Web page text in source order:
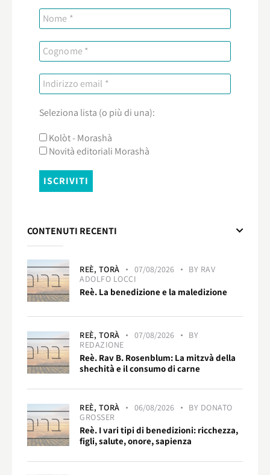
Seleziona lista (o più di una):
Kolòt - Morashà
Novità editoriali Morashà
CONTENUTI RECENTI
REÈ, TORÀ 07/08/2026 BY RAV
ADOLFO LOCCI
Reè. La benedizione e la maledizione
REÈ, TORÀ 07/08/2026
BY
REDAZIONE
Reè. Rav B. Rosenblum: La mitzvà della
shechità e il consumo di carne
REÈ, TORÀ 06/08/2026 BY DONATO
GROSSER
Reè. I vari tipi di benedizioni: ricchezza,
figli, salute, onore, sapienza